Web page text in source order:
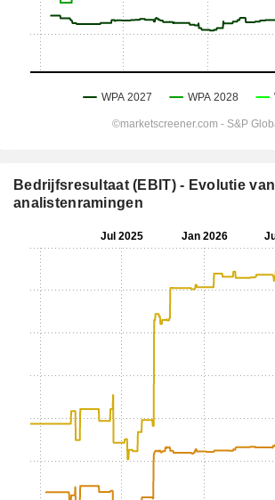
Bedrijfsresultaat (EBIT) - Evolutie van
analistenramingen